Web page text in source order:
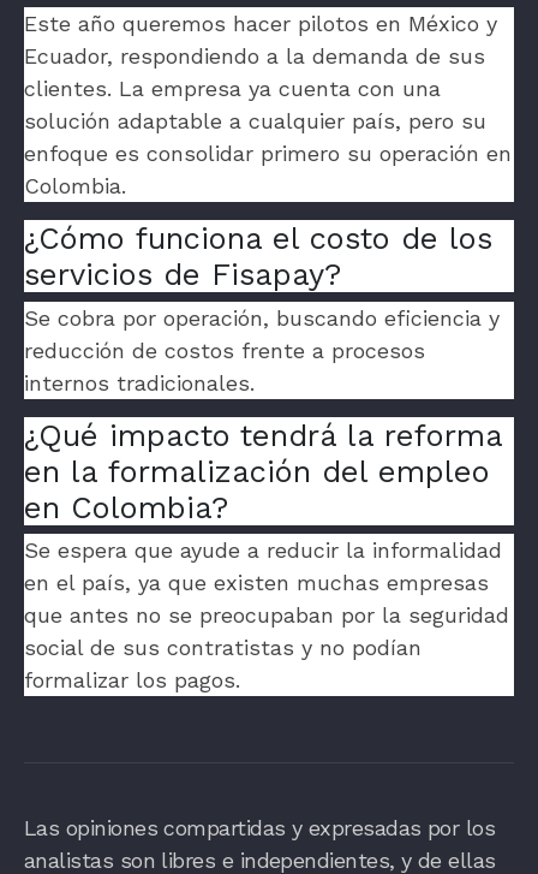
Este año queremos hacer pilotos en México y
Ecuador, respondiendo a la demanda de sus
clientes. La empresa ya cuenta con una
solución adaptable a cualquier país, pero su
enfoque es consolidar primero su operación en
Colombia.
¿Cómo funciona el costo de los
servicios de Fisapay?
Se cobra por operación, buscando eficiencia y
reducción de costos frente a procesos
internos tradicionales.
¿Qué impacto tendrá la reforma
en la formalización del empleo
en Colombia?
Se espera que ayude a reducir la informalidad
en el país, ya que existen muchas empresas
que antes no se preocupaban por la seguridad
social de sus contratistas y no podían
formalizar los pagos.
Las opiniones compartidas y expresadas por los
analistas son libres e independientes, y de ellas